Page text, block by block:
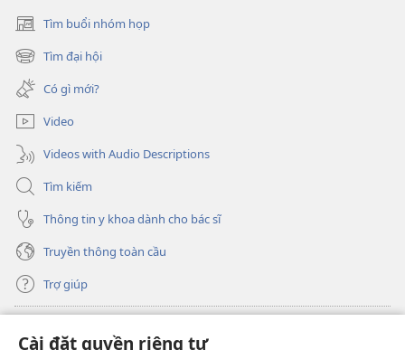
Cài đặt quyền riêng tư
Tìm buổi nhóm họp
(mở
cửa
sổ
mới)
Tìm đại hội
(mở
cửa
sổ
mới)
Có gì mới?
Video
Videos with Audio Descriptions
Tìm kiếm
Thông tin y khoa dành cho bác sĩ
Truyền thông toàn cầu
Trợ giúp
(mở